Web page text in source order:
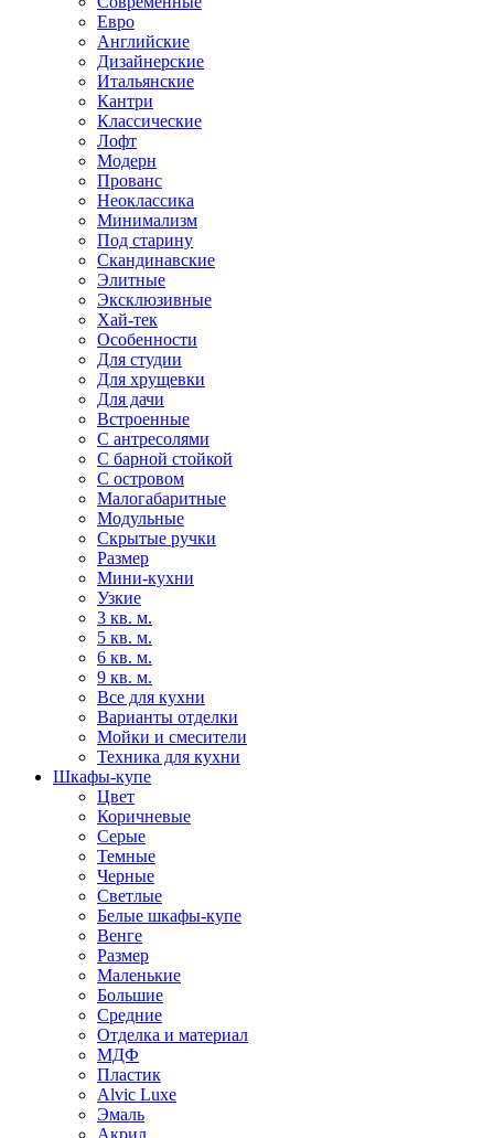
Евро
Английские
Дизайнерские
Итальянские
Кантри
Классические
Лофт
Модерн
Прованс
Неоклассика
Минимализм
Под старину
Скандинавские
Элитные
Эксклюзивные
Хай-тек
Особенности
Для студии
Для хрущевки
Для дачи
Встроенные
С антресолями
С барной стойкой
С островом
Малогабаритные
Модульные
Скрытые ручки
Размер
Мини-кухни
Узкие
3 кв. м.
5 кв. м.
6 кв. м.
9 кв. м.
Все для кухни
Варианты отделки
Мойки и смесители
Техника для кухни
Шкафы-купе
Цвет
Коричневые
Серые
Темные
Черные
Светлые
Белые шкафы-купе
Венге
Размер
Маленькие
Большие
Средние
Отделка и материал
МДФ
Пластик
Alvic Luxe
Эмаль
Акрил